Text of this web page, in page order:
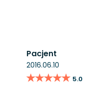
Pacjent
2016.06.10
★★★★★
★★★★★ 5.0